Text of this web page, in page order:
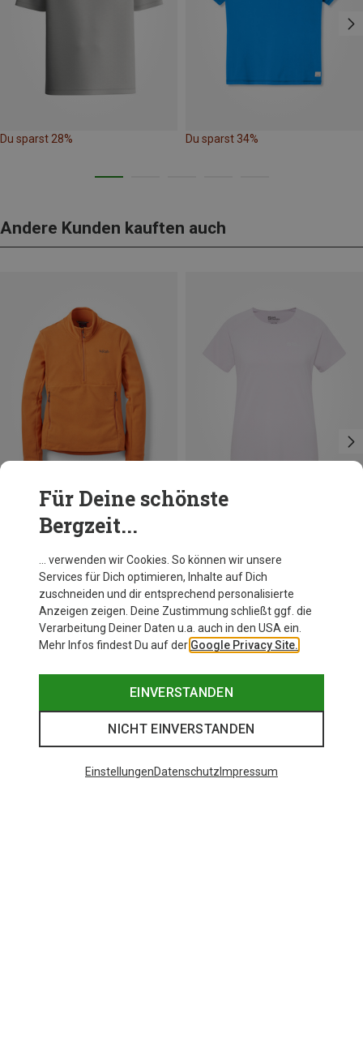
Du sparst 28% Du sparst 34%
Andere Kunden kauften auch
Du sparst 25%
Für Deine schönste
Bergzeit...
… verwenden wir Cookies. So können wir unsere
Services für Dich optimieren, Inhalte auf Dich
zuschneiden und dir entsprechend personalisierte
Anzeigen zeigen. Deine Zustimmung schließt ggf. die
Verarbeitung Deiner Daten u.a. auch in den USA ein.
Mehr Infos findest Du auf der Google Privacy Site.
EINVERSTANDEN
NICHT EINVERSTANDEN
EinstellungenDatenschutz Impressum